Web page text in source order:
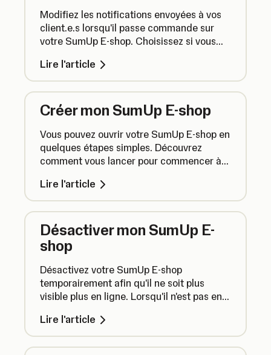
Modifiez les notifications envoyées à vos
client.e.s lorsqu'il passe commande sur
votre SumUp E-shop. Choisissez si vous
informer votre client.e que sa commande
est prête à être récupérée ou des e-mails
pour confirmer que sa commande a été
traitée et modifiez le contenu des
Lire l'article
Créer mon SumUp E-shop
Vous pouvez ouvrir votre SumUp E-shop en
quelques étapes simples. Découvrez
comment vous lancer pour commencer à
Lire l'article
Désactiver mon SumUp E-
shop
Désactivez votre SumUp E-shop
temporairement afin qu'il ne soit plus
visible plus en ligne. Lorsqu'il n'est pas en
plus et aucune commande ne pourra y être
passée. Vous pouvez également le
supprimer définitivement.
Lire l'article